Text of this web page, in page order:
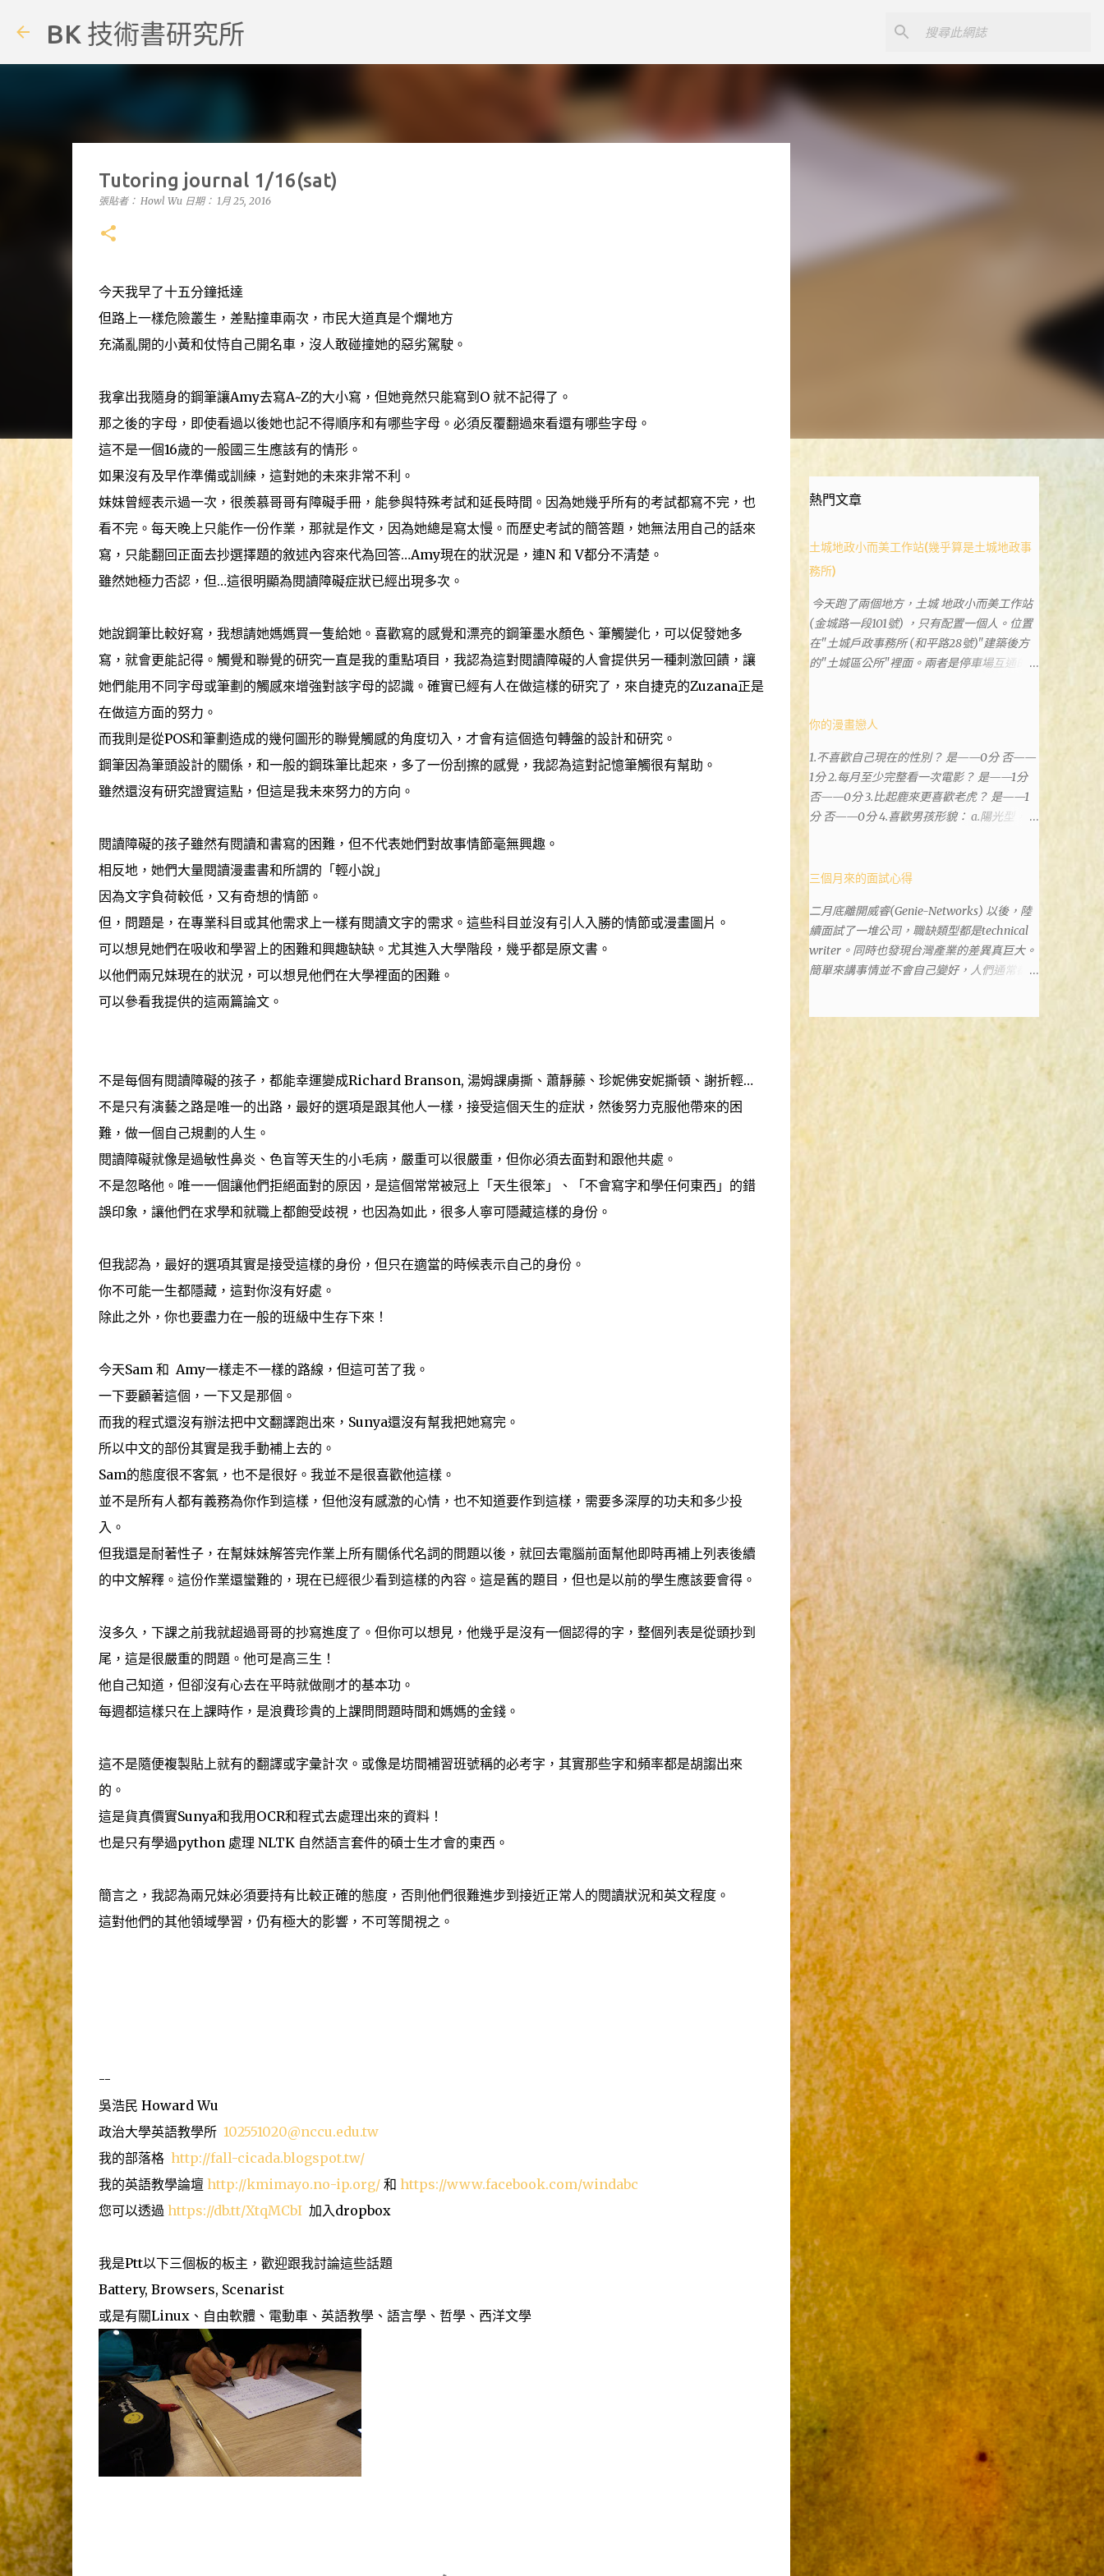
BK 技術書研究所
Tutoring journal 1/16(sat)
張貼者： Howl Wu 日期： 1月 25, 2016
今天我早了十五分鐘抵達
但路上一樣危險叢生，差點撞車兩次，市民大道真是个爛地方
充滿亂開的小黃和仗恃自己開名車，沒人敢碰撞她的惡劣駕駛。
我拿出我隨身的鋼筆讓Amy去寫A~Z的大小寫，但她竟然只能寫到O 就不記得了。
那之後的字母，即使看過以後她也記不得順序和有哪些字母。必須反覆翻過來看還有哪些字母。
這不是一個16歲的一般國三生應該有的情形。
如果沒有及早作準備或訓練，這對她的未來非常不利。
妹妹曾經表示過一次，很羨慕哥哥有障礙手冊，能參與特殊考試和延長時間。因為她幾乎所有的考試都寫不完，也
看不完。每天晚上只能作一份作業，那就是作文，因為她總是寫太慢。而歷史考試的簡答題，她無法用自己的話來
寫，只能翻回正面去抄選擇題的敘述內容來代為回答…Amy現在的狀況是，連N 和 V都分不清楚。
雖然她極力否認，但…這很明顯為閱讀障礙症狀已經出現多次。
她說鋼筆比較好寫，我想請她媽媽買一隻給她。喜歡寫的感覺和漂亮的鋼筆墨水顏色、筆觸變化，可以促發她多
寫，就會更能記得。觸覺和聯覺的研究一直是我的重點項目，我認為這對閱讀障礙的人會提供另一種刺激回饋，讓
她們能用不同字母或筆劃的觸感來增強對該字母的認識。確實已經有人在做這樣的研究了，來自捷克的Zuzana正是
在做這方面的努力。
而我則是從POS和筆劃造成的幾何圖形的聯覺觸感的角度切入，才會有這個造句轉盤的設計和研究。
鋼筆因為筆頭設計的關係，和一般的鋼珠筆比起來，多了一份刮擦的感覺，我認為這對記憶筆觸很有幫助。
雖然還沒有研究證實這點，但這是我未來努力的方向。
閱讀障礙的孩子雖然有閱讀和書寫的困難，但不代表她們對故事情節毫無興趣。
相反地，她們大量閱讀漫畫書和所謂的「輕小說」
因為文字負荷較低，又有奇想的情節。
但，問題是，在專業科目或其他需求上一樣有閱讀文字的需求。這些科目並沒有引人入勝的情節或漫畫圖片。
可以想見她們在吸收和學習上的困難和興趣缺缺。尤其進入大學階段，幾乎都是原文書。
以他們兩兄妹現在的狀況，可以想見他們在大學裡面的困難。
可以參看我提供的這兩篇論文。
不是每個有閱讀障礙的孩子，都能幸運變成Richard Branson, 湯姆課虜撕、蕭靜藤、珍妮佛安妮撕頓、謝折輕…
不是只有演藝之路是唯一的出路，最好的選項是跟其他人一樣，接受這個天生的症狀，然後努力克服他帶來的困
難，做一個自己規劃的人生。
閱讀障礙就像是過敏性鼻炎、色盲等天生的小毛病，嚴重可以很嚴重，但你必須去面對和跟他共處。
不是忽略他。唯一一個讓他們拒絕面對的原因，是這個常常被冠上「天生很笨」、「不會寫字和學任何東西」的錯
誤印象，讓他們在求學和就職上都飽受歧視，也因為如此，很多人寧可隱藏這樣的身份。
但我認為，最好的選項其實是接受這樣的身份，但只在適當的時候表示自己的身份。
你不可能一生都隱藏，這對你沒有好處。
除此之外，你也要盡力在一般的班級中生存下來！
今天Sam 和 Amy一樣走不一樣的路線，但這可苦了我。
一下要顧著這個，一下又是那個。
而我的程式還沒有辦法把中文翻譯跑出來，Sunya還沒有幫我把她寫完。
所以中文的部份其實是我手動補上去的。
Sam的態度很不客氣，也不是很好。我並不是很喜歡他這樣。
並不是所有人都有義務為你作到這樣，但他沒有感激的心情，也不知道要作到這樣，需要多深厚的功夫和多少投
入。
但我還是耐著性子，在幫妹妹解答完作業上所有關係代名詞的問題以後，就回去電腦前面幫他即時再補上列表後續
的中文解釋。這份作業還蠻難的，現在已經很少看到這樣的內容。這是舊的題目，但也是以前的學生應該要會得。
沒多久，下課之前我就超過哥哥的抄寫進度了。但你可以想見，他幾乎是沒有一個認得的字，整個列表是從頭抄到
尾，這是很嚴重的問題。他可是高三生！
他自己知道，但卻沒有心去在平時就做剛才的基本功。
每週都這樣只在上課時作，是浪費珍貴的上課問問題時間和媽媽的金錢。
這不是隨便複製貼上就有的翻譯或字彙計次。或像是坊間補習班號稱的必考字，其實那些字和頻率都是胡謅出來
的。
這是貨真價實Sunya和我用OCR和程式去處理出來的資料！
也是只有學過python 處理 NLTK 自然語言套件的碩士生才會的東西。
簡言之，我認為兩兄妹必須要持有比較正確的態度，否則他們很難進步到接近正常人的閱讀狀況和英文程度。
這對他們的其他領域學習，仍有極大的影響，不可等閒視之。
--
吳浩民 Howard Wu
政治大學英語教學所 102551020@nccu.edu.tw
我的部落格 http://fall-cicada.blogspot.tw/
我的英語教學論壇 http://kmimayo.no-ip.org/和 https://www.facebook.com/windabc
您可以透過 https://db.tt/XtqMCbI加入dropbox
我是Ptt以下三個板的板主，歡迎跟我討論這些話題
Battery, Browsers, Scenarist
或是有關Linux、自由軟體、電動車、英語教學、語言學、哲學、西洋文學
熱門文章
土城地政小而美工作站(幾乎算是土城地政事
務所)
今天跑了兩個地方，土城 地政小而美工作站
(金城路一段101號) ，只有配置一個人。位置
在"土城戶政事務所 (和平路28號)"建築後方
的"土城區公所"裡面。兩者是停車場互通的，
所等建築。所以都在一塊，但你可能會走錯大
政也配置在戶政事務所裡面。但其實 土城沒
有正式的地政事務所，只有地政小而美工作站
，也已經能處理大部分需求。我是因為有了法
院公文才拿到了第三類謄本的紀錄，看到以後
資源。但我不知道審判時法官會不會去調閱這
細心，在案牘勞形中，會願意為了這種小人物
受害案件去挖出更大的黑幕。 辦理人員非常
專業熱心，也非常忙碌。還告訴我目前需要的
關鍵特定檔案(原案登記簿案件，接露轉手時
務所 )去取得。不過實際到了現場發現還是需
要法院的正式行文才可以拿到這些檔案，因為
一個小綠洲受到指引要繼續往某個方向才能脫
社會真的很黑暗，到處都是敗類橫行卻沒有人
願意伸出援手。行政人員對於社會上充滿詐騙
被害者也是義憤填膺，不少無辜受害者也是跑
來申請這些資料。也是有光明的一面，只是他
們也許默默埋首在岡位上和檔案裡，當你大聲
疾呼求找證人或走進警局報案卻一籌莫展時，
他們是這社會上別的部門裡後來才能支援你的
淑晶一類的惡房東或海蟑螂嚴加懲罰，不能再
讓他們出來害人。買房市場已經被炒房客和建
商政客弄得大家無法有自己的家，現在連租屋
市場也烏煙瘴氣，國人自己都無立錐之地，哪
裡能安居樂業呢? 就是因為工作或生活所需，
家人成家已經沒有空間才出來找空間，現在卻
處處是陷阱，惡人專門欺負沒有資源或法律知
識不夠的弱勢，平民小老百姓即使願意對簿公
堂，又怎麼承受得住法律訴訟的折磨呢?
你的漫畫戀人
1.不喜歡自己現在的性別？ 是——0分 否——
1分 2.每月至少完整看一次電影？ 是——1分
否——0分 3.比起鹿來更喜歡老虎？ 是——1
分 否——0分 4.喜歡男孩形貌： a.陽光型，很
可愛——4分 5.喜歡女孩形貌： a.楚楚動人，
麗高貴的大家閨秀－3分 d.頹廢另類狂放——1
分 6.希望戀人的姓氏： a.大眾化——1分 b.罕
見，古色古香的複姓——2分 c.配上名字動聽
——4分 d.叫什麼都無所謂——3分 7.下列活動
午檯球——3分 c.正式的舞會——4分 d.猜謎或
搶答——2分 8.橡皮與立可白，更常用： 橡皮
——1分 立可白——0分 9.喜歡下列哪一種顏
粉加白——4分 d.粉加灰——3分 10.有多少特
——3分 d.5項及以上——1分 得分表（男性戀
人） 6分.日日野晴矢 7分.齋藤一 8分.雨宮一彥
9分.仙道彰 10分.王天君 11分.邑輝一貴 12分.道
分.天照 23分.八戒 24分.草摩由希 25分.都筑麻
嗎?) 28分.玖月牙曉 得分表（女性戀人） 6分.
空條徐倫 7分.綾波麗 (應該是綾波零吧...") 8分.
奈美 9分.拉姆 10分.乾闥婆王 (聖傳) 11分.更紗
16分.音無響子 (是音無可憐嗎?) 17分.天野愛
21分.鈴木夕梨 22分.無道紗羅 23分.桃生小鳥
24分.藤崎詩織 25分.夕城美朱 26分.本田透 27
分.蓓兒丹蒂 28分.月野兔
三個月來的面試心得
二月底離開威睿(Genie-Networks) 以後，陸
續面試了一堆公司，職缺類型都是technical
writer。同時也發現台灣產業的差異真巨大。
簡單來講事情並不會自己變好，人們通常都是
是這樣。 (因為我原本預計離開威睿的時間是
八月左右，這個時間比我預期的早了半年。感
謝某個腦袋不清楚的R大股東兼被冰凍的主
管，減少了我會繼續在這間公司浪費掉的生
再說。也因為是這樣，所以都是一些三線的公
司 --- 去面試之前就有心理準備，新資可能很
爛，或是因為時間不對的關係，職缺也都是爛
取，還打電話恭喜我，也說了錄取薪水是4萬
5。但正式聘書一直不下來，還一直改變說
詞。第一次去面試的時候，可以感覺到跟網路
上說的一樣，暮氣沉沉，老人想要改變這個黃
人因為被壓榨所以留不住。 東碩 (面試後很快
就發感謝信) 人資一看期望薪資大概就知道我
不會來了。這公司氣氛很像公家機關，緩慢而
年老，座位隔間的排列也是。面試我的阿姨不
斷鼓吹我這個職位的可能性，但就像查得到的
資訊，它們大量用沒有經驗的新人去做PM，
基本上也就是去一個沒什麼用的資料庫去猜可
能會有什麼東西可以做。每個月裡面所有的計
畫idea陣亡看起來是很常有的事情。感覺也是
在做白工。 MOXA 404 就在隔壁，MOXA的
氣氛比較像是大學的實驗室，這個園區以前我
當快遞的時候有來過，在新店河旁邊很涼快，
但也很荒涼，什麼都沒有的一塊地。履歷是在
他們內部網站被審核的，大概用了一周的時
間，應該有認真看過，發了感謝信給我。我覺
得是因為我不夠資深。 華碩 面試的職缺是UX
writer。2018此時的整個網路上幾乎都沒有ux
writer這種稱呼，為此我還特別去做了一些功
課。面試的是兩個姐姐。最後考我一個問題，
秀給我看一個登入畫面，問我應該怎麼改進這
畫面上的元素。 我很快地回答了一下。這問
題其實不難，面試官也覺得我答得不錯。 我
試探問了這個職缺的工作內容，但我發現這是
集團內部鬥爭的結果。簡單來說就是一個替死
鬼。 最後沒有下文。 ...